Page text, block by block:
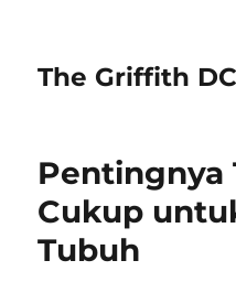
The Griffith DC
Pentingnya
Cukup
Tubuh